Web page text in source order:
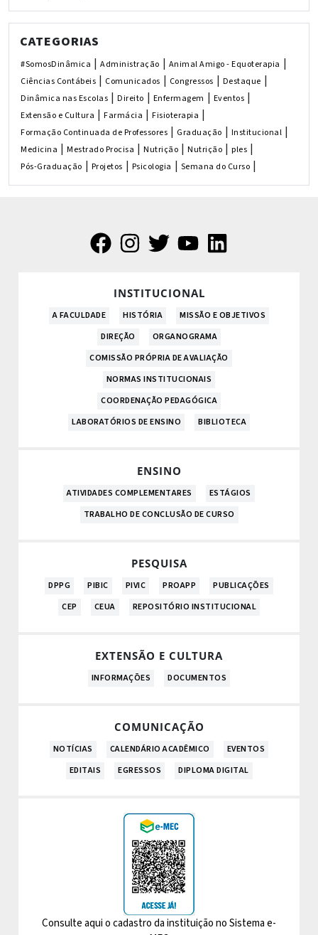
CATEGORIAS
#SomosDinâmica | Administração | Animal Amigo - Equoterapia |
Ciências Contábeis | Comunicados | Congressos | Destaque |
Dinâmica nas Escolas | Direito | Enfermagem | Eventos |
Extensão e Cultura | Farmácia | Fisioterapia |
Formação Continuada de Professores | Graduação | Institucional |
Medicina | Mestrado Procisa | Nutrição | Nutrição | ples |
Pós-Graduação | Projetos | Psicologia | Semana do Curso |
INSTITUCIONAL
A FACULDADE HISTÓRIA
MISSÃO E OBJETIVOS
DIREÇÃO
ORGANOGRAMA
COMISSÃO PRÓPRIA DE AVALIAÇÃO
NORMAS INSTITUCIONAIS
COORDENAÇÃO PEDAGÓGICA
LABORATÓRIOS DE ENSINO
BIBLIOTECA
ENSINO
ATIVIDADES COMPLEMENTARES
ESTÁGIOS
TRABALHO DE CONCLUSÃO DE CURSO
PESQUISA
DPPG PIBIC PIVIC PROAPP
PUBLICAÇÕES
CEP
CEUA REPOSITÓRIO INSTITUCIONAL
EXTENSÃO E CULTURA
INFORMAÇÕES DOCUMENTOS
COMUNICAÇÃO
NOTÍCIAS CALENDÁRIO ACADÊMICO
EVENTOS
EDITAIS
EGRESSOS DIPLOMA DIGITAL
Consulte aqui o cadastro da instituição no Sistema e-